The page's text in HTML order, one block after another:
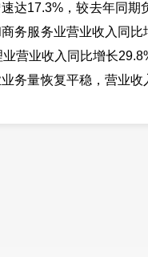
达17.3%，较去年同期
务服务业营业收入同比
营业收入同比增长
务量恢复平稳，营业
增长，行业实现两位